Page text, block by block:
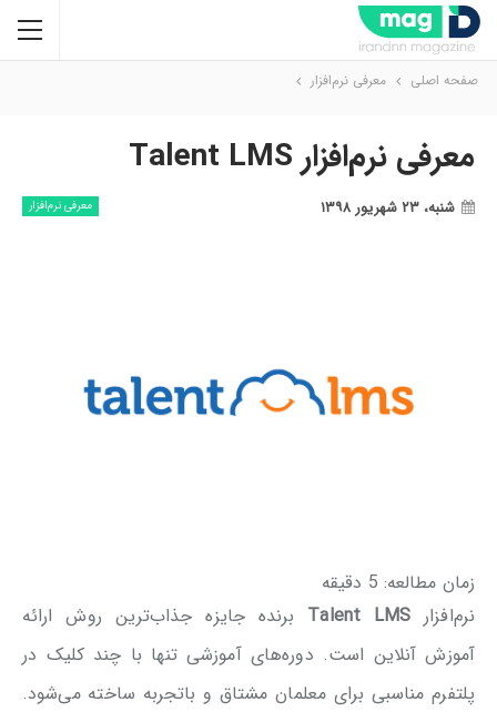
صفحه اصلی معرفی نرم‌افزار
معرفی نرم‌افزار Talent LMS
معرفی نرم‌افزار شنبه، ۲۳ شهریور ۱۳۹۸
زمان مطالعه: 5 دقیقه
نرم‌افزار Talent LMS برنده جایزه جذاب‌ترین روش ارائه
آموزش آنلاین است. دوره‌های آموزشی تنها با چند کلیک در
پلتفرم مناسبی برای معلمان مشتاق و باتجربه ساخته می‌شود.